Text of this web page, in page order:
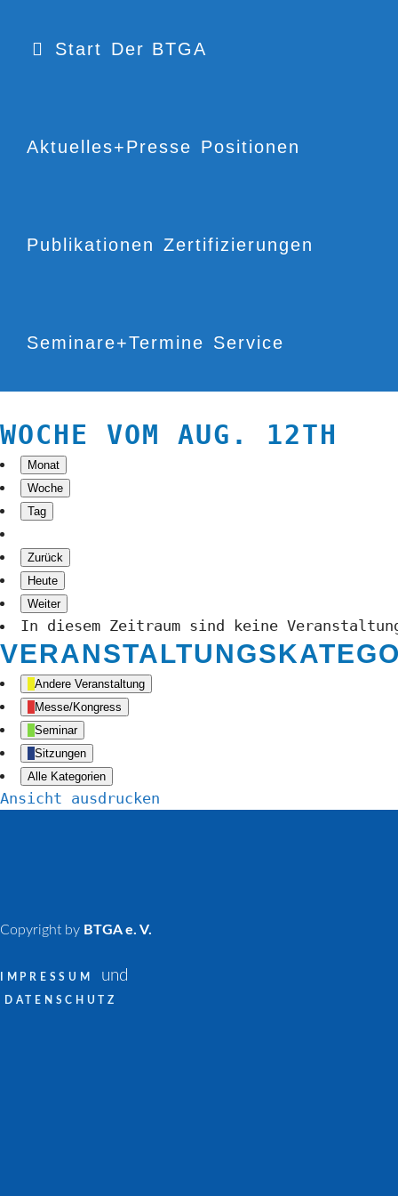
Start Der BTGA
Aktuelles+Presse Positionen
Publikationen Zertifizierungen
Seminare+Termine Service
WOCHE VOM AUG. 12TH
Monat
Woche
Tag
Zurück
Heute
Weiter
In diesem Zeitraum sind keine
Andere Veranstaltung
Messe/Kongress
Seminar
Sitzungen
Alle Kategorien
Ansicht ausdrucken
Copyright by BTGA e. V.
IMPRESSUM und
DATENSCHUTZ